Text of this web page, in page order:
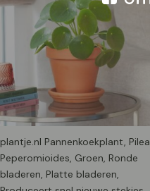
plantje.nl Pannenkoekplant, Pilea
Peperomioides, Groen, Ronde
bladeren, Platte bladeren,